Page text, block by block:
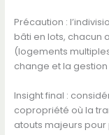
Précaution :
bâti en lots, chacun
(logements
change et la gestion
Insight final :
copropriété où la
atouts majeurs